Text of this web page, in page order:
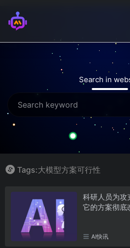
Search in
Tags:大模型方案可行性
科研人员为攻
它的方案彻底
AI快讯